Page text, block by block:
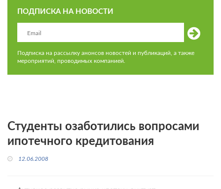
ПОДПИСКА НА НОВОСТИ
Подписка на рассылку анонсов новостей и публикаций, а также
мероприятий, проводимых компанией.
Студенты озаботились вопросами
ипотечного кредитования
12.06.2008